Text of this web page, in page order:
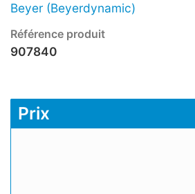
Beyer (Beyerdynamic)
Référence produit
907840
Prix